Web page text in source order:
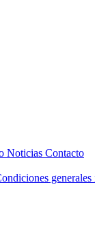
Noticias Contacto